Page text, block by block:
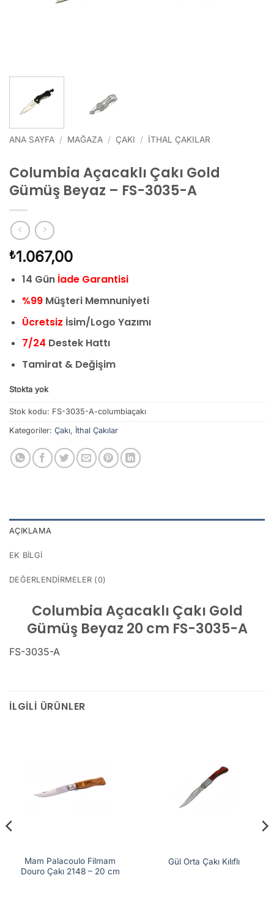
ANA SAYFA / MAĞAZA / ÇAKI / İTHAL ÇAKILAR
Columbia Açacaklı Çakı Gold
Gümüş Beyaz – FS-3035-A
₺1.067,00
14 Gün İade Garantisi
%99Müşteri Memnuniyeti
Ücretsiz İsim/Logo Yazımı
7/24 Destek Hattı
Tamirat & Değişim
Stokta yok
Stok kodu: FS-3035-A-columbiaçakı
Kategoriler: Çakı, İthal Çakılar
AÇIKLAMA
EK BILGI
DEĞERLENDIRMELER (0)
Columbia Açacaklı Çakı Gold
Gümüş Beyaz 20 cm FS-3035-A
FS-3035-A
İLGILI ÜRÜNLER
Mam Palacoulo Filmam
Douro Çakı 2148 – 20 cm
Gül Orta Çakı Kılıflı